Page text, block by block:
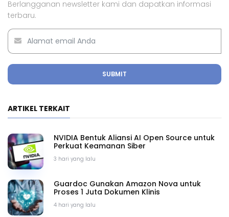
Berlangganan newsletter kami dan dapatkan informasi
terbaru.
SUBMIT
ARTIKEL TERKAIT
3 hari yang lalu
NVIDIA Bentuk Aliansi AI Open Source untuk
Perkuat Keamanan Siber
4 hari yang lalu
Guardoc Gunakan Amazon Nova untuk
Proses 1 Juta Dokumen Klinis